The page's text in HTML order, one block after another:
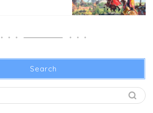
Search